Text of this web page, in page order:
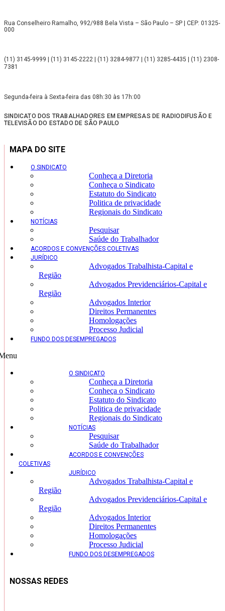
Rua Conselheiro Ramalho, 992/988 Bela Vista – São Paulo – SP | CEP: 01325-
000
(11) 3145-9999 | (11) 3145-2222 | (11) 3284-9877 | (11) 3285-4435 | (11) 2308-
7381
Segunda-feira à Sexta-feira das 08h:30 às 17h:00
SINDICATO DOS TRABALHADORES EM EMPRESAS DE RADIODIFUSÃO E
TELEVISÃO DO ESTADO DE SÃO PAULO
MAPA DO SITE
O SINDICATO
Conheça a Diretoria
Conheça o Sindicato
Estatuto do Sindicato
Politica de privacidade
Regionais do Sindicato
NOTÍCIAS
Pesquisar
Saúde do Trabalhador
ACORDOS E CONVENÇÕES COLETIVAS
JURÍDICO
Advogados Trabalhista-Capital e
Região
Advogados Previdenciários-Capital e
Região
Advogados Interior
Direitos Permanentes
Homologações
Processo Judicial
FUNDO DOS DESEMPREGADOS
O SINDICATO
Conheça a Diretoria
Conheça o Sindicato
Estatuto do Sindicato
Politica de privacidade
Regionais do Sindicato
NOTÍCIAS
Pesquisar
Saúde do Trabalhador
ACORDOS E CONVENÇÕES
COLETIVAS
JURÍDICO
Advogados Trabalhista-Capital e
Região
Advogados Previdenciários-Capital e
Região
Advogados Interior
Direitos Permanentes
Homologações
Processo Judicial
FUNDO DOS DESEMPREGADOS
NOSSAS REDES